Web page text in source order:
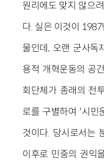
원리에도 맞지 않으
다. 실은 이것이
물인데, 오랜 군사독
용적 개혁운동의 공
회단체가 종래의 전
로를 구별하여 '시민
것이다. 당시로서는
이후로 민중의 권익